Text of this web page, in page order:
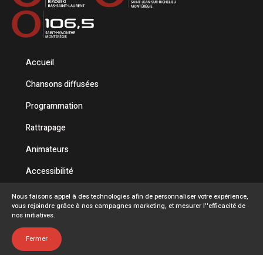
Accueil
Chansons diffusées
Programmation
Rattrapage
Animateurs
Accessibilité
Politique de confidentialité
Conditions d'utilisation
FAQ
Nous faisons appel à des technologies afin de personnaliser votre expérience,
vous rejoindre grâce à nos campagnes marketing, et mesurer l''efficacité de
nos initiatives.
Fermer